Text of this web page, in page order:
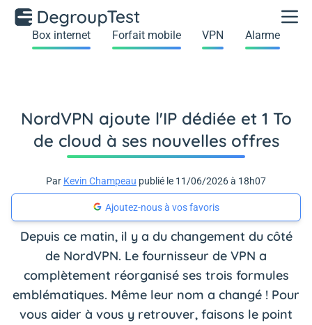
Box internet Forfait mobile VPN Alarme
NordVPN ajoute l'IP dédiée et 1 To
de cloud à ses nouvelles offres
Par Kevin Champeau publié le 11/06/2026 à 18h07
Ajoutez-nous à vos favoris
Depuis ce matin, il y a du changement du côté
de NordVPN. Le fournisseur de VPN a
complètement réorganisé ses trois formules
emblématiques. Même leur nom a changé ! Pour
vous aider à vous y retrouver, faisons le point